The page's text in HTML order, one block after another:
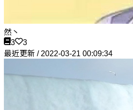
然丶
3
3
最近更新 / 2022-03-21 00:09:34